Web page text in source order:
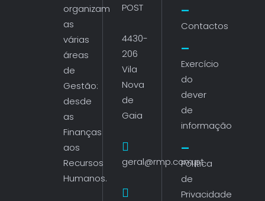
organizam
as
várias
áreas
de
Gestão:
desde
as
Finanças
aos
Recursos
Humanos.
POST
4430-
206
Vila
Nova
de
Gaia
geral@rmp.com.pt
Contactos
Exercício
do
dever
de
informação
Política
de
Privacidade